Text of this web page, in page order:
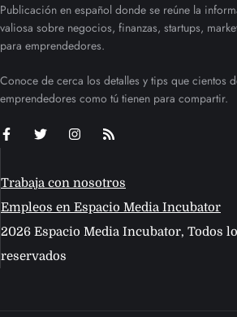
Publicación en español donde se reúne la
valiosa sobre negocios, finanzas, startups,
para emprendedores.
Conoce de cerca los detalles y tips que cientos
emprendedores como tú tienen para compartir.
Trabaja con nosotros
Empleos en Espacio Media Incubator
2026 Espacio Media Incubator, Todos
reservados